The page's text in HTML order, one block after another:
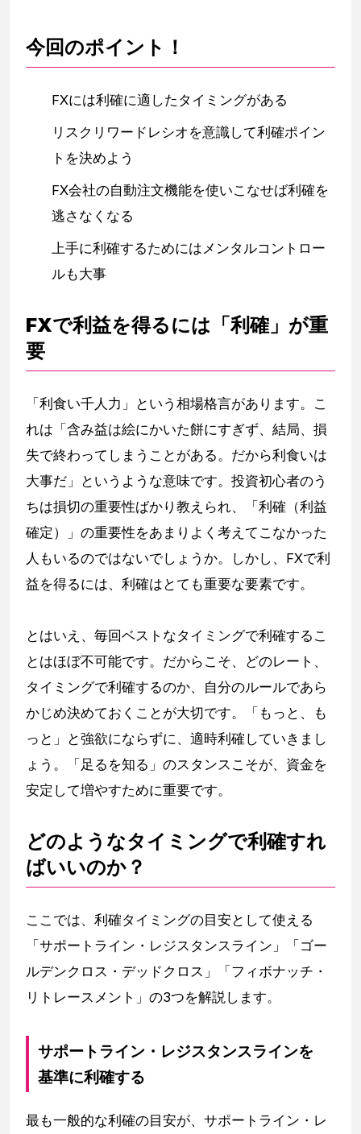
今回のポイント！
FXには利確に適したタイミングがある
リスクリワードレシオを意識して利確ポイン
トを決めよう
FX会社の自動注文機能を使いこなせば利確を
逃さなくなる
上手に利確するためにはメンタルコントロー
ルも大事
FXで利益を得るには「利確」が重
要
「利食い千人力」という相場格言があります。こ
れは「含み益は絵にかいた餅にすぎず、結局、損
失で終わってしまうことがある。だから利食いは
大事だ」というような意味です。投資初心者のう
ちは損切の重要性ばかり教えられ、「利確（利益
確定）」の重要性をあまりよく考えてこなかった
人もいるのではないでしょうか。しかし、FXで利
益を得るには、利確はとても重要な要素です。
とはいえ、毎回ベストなタイミングで利確するこ
とはほぼ不可能です。だからこそ、どのレート、
タイミングで利確するのか、自分のルールであら
かじめ決めておくことが大切です。「もっと、も
っと」と強欲にならずに、適時利確していきまし
ょう。「足るを知る」のスタンスこそが、資金を
安定して増やすために重要です。
どのようなタイミングで利確すれ
ばいいのか？
ここでは、利確タイミングの目安として使える
「サポートライン・レジスタンスライン」「ゴー
ルデンクロス・デッドクロス」「フィボナッチ・
リトレースメント」の3つを解説します。
サポートライン・レジスタンスラインを
基準に利確する
最も一般的な利確の目安が、サポートライン・レ